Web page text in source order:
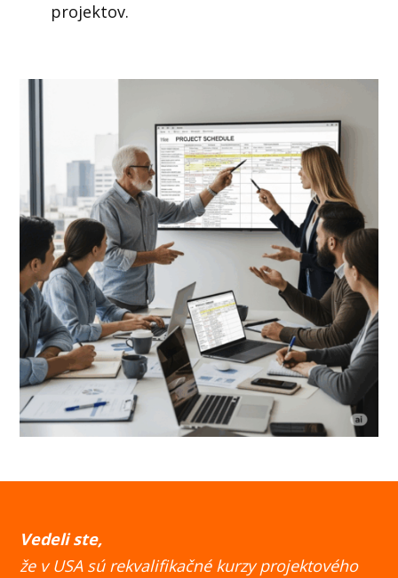
projektov.
Vedeli ste,
že v USA sú rekvalifikačné kurzy projektového